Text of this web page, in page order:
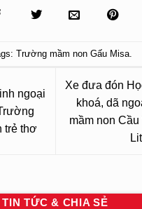
Trường mầm non Gấu Misa
ngoại
trẻ thơ
Xe đưa đón
khoá, dã
mầm non
TIN TỨC & CHIA SẺ